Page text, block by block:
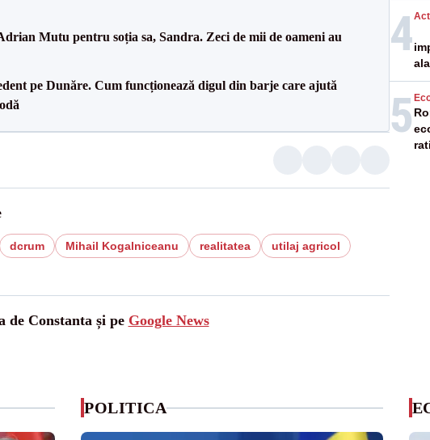
Mutu pentru soția sa, Sandra. Zeci de mii de oameni au
pe Dunăre. Cum funcționează digul din barje care ajută
dcrum Mihail Kogalniceanu realitatea
utilaj agricol
de Constanta și pe Google News
4
5
POLITICA